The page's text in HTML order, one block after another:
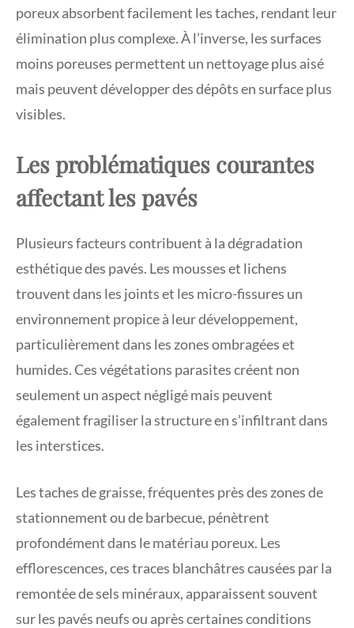
poreux absorbent facilement les taches, rendant leur
élimination plus complexe. À l’inverse, les surfaces
moins poreuses permettent un nettoyage plus aisé
mais peuvent développer des dépôts en surface plus
visibles.
Les problématiques courantes
affectant les pavés
Plusieurs facteurs contribuent à la dégradation
esthétique des pavés. Les mousses et lichens
trouvent dans les joints et les micro-fissures un
environnement propice à leur développement,
particulièrement dans les zones ombragées et
humides. Ces végétations parasites créent non
seulement un aspect négligé mais peuvent
également fragiliser la structure en s’infiltrant dans
les interstices.
Les taches de graisse, fréquentes près des zones de
stationnement ou de barbecue, pénètrent
profondément dans le matériau poreux. Les
efflorescences, ces traces blanchâtres causées par la
remontée de sels minéraux, apparaissent souvent
sur les pavés neufs ou après certaines conditions